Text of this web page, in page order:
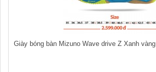
Giày bóng bàn Mizuno Wave drive Z Xanh vàng